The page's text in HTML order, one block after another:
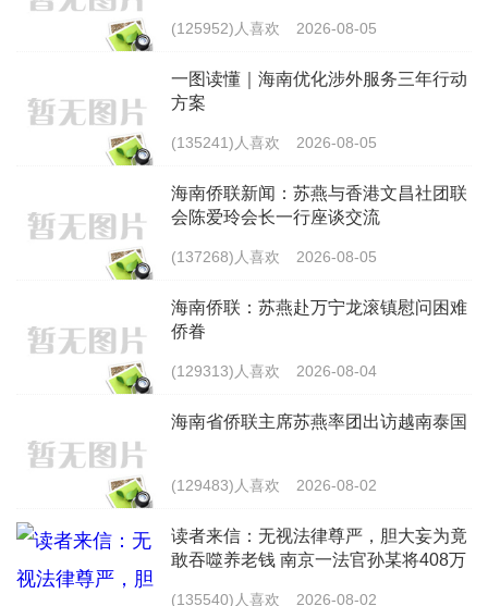
(125952)人喜欢 2026-08-05
一图读懂｜海南优化涉外服务三年行动
方案
(135241)人喜欢 2026-08-05
海南侨联新闻：苏燕与香港文昌社团联
会陈爱玲会长一行座谈交流
(137268)人喜欢 2026-08-05
海南侨联：苏燕赴万宁龙滚镇慰问困难
侨眷
(129313)人喜欢 2026-08-04
海南省侨联主席苏燕率团出访越南泰国
(129483)人喜欢 2026-08-02
读者来信：无视法律尊严，胆大妄为竟
敢吞噬养老钱 南京一法官孙某将408万
(135540)人喜欢 2026-08-02